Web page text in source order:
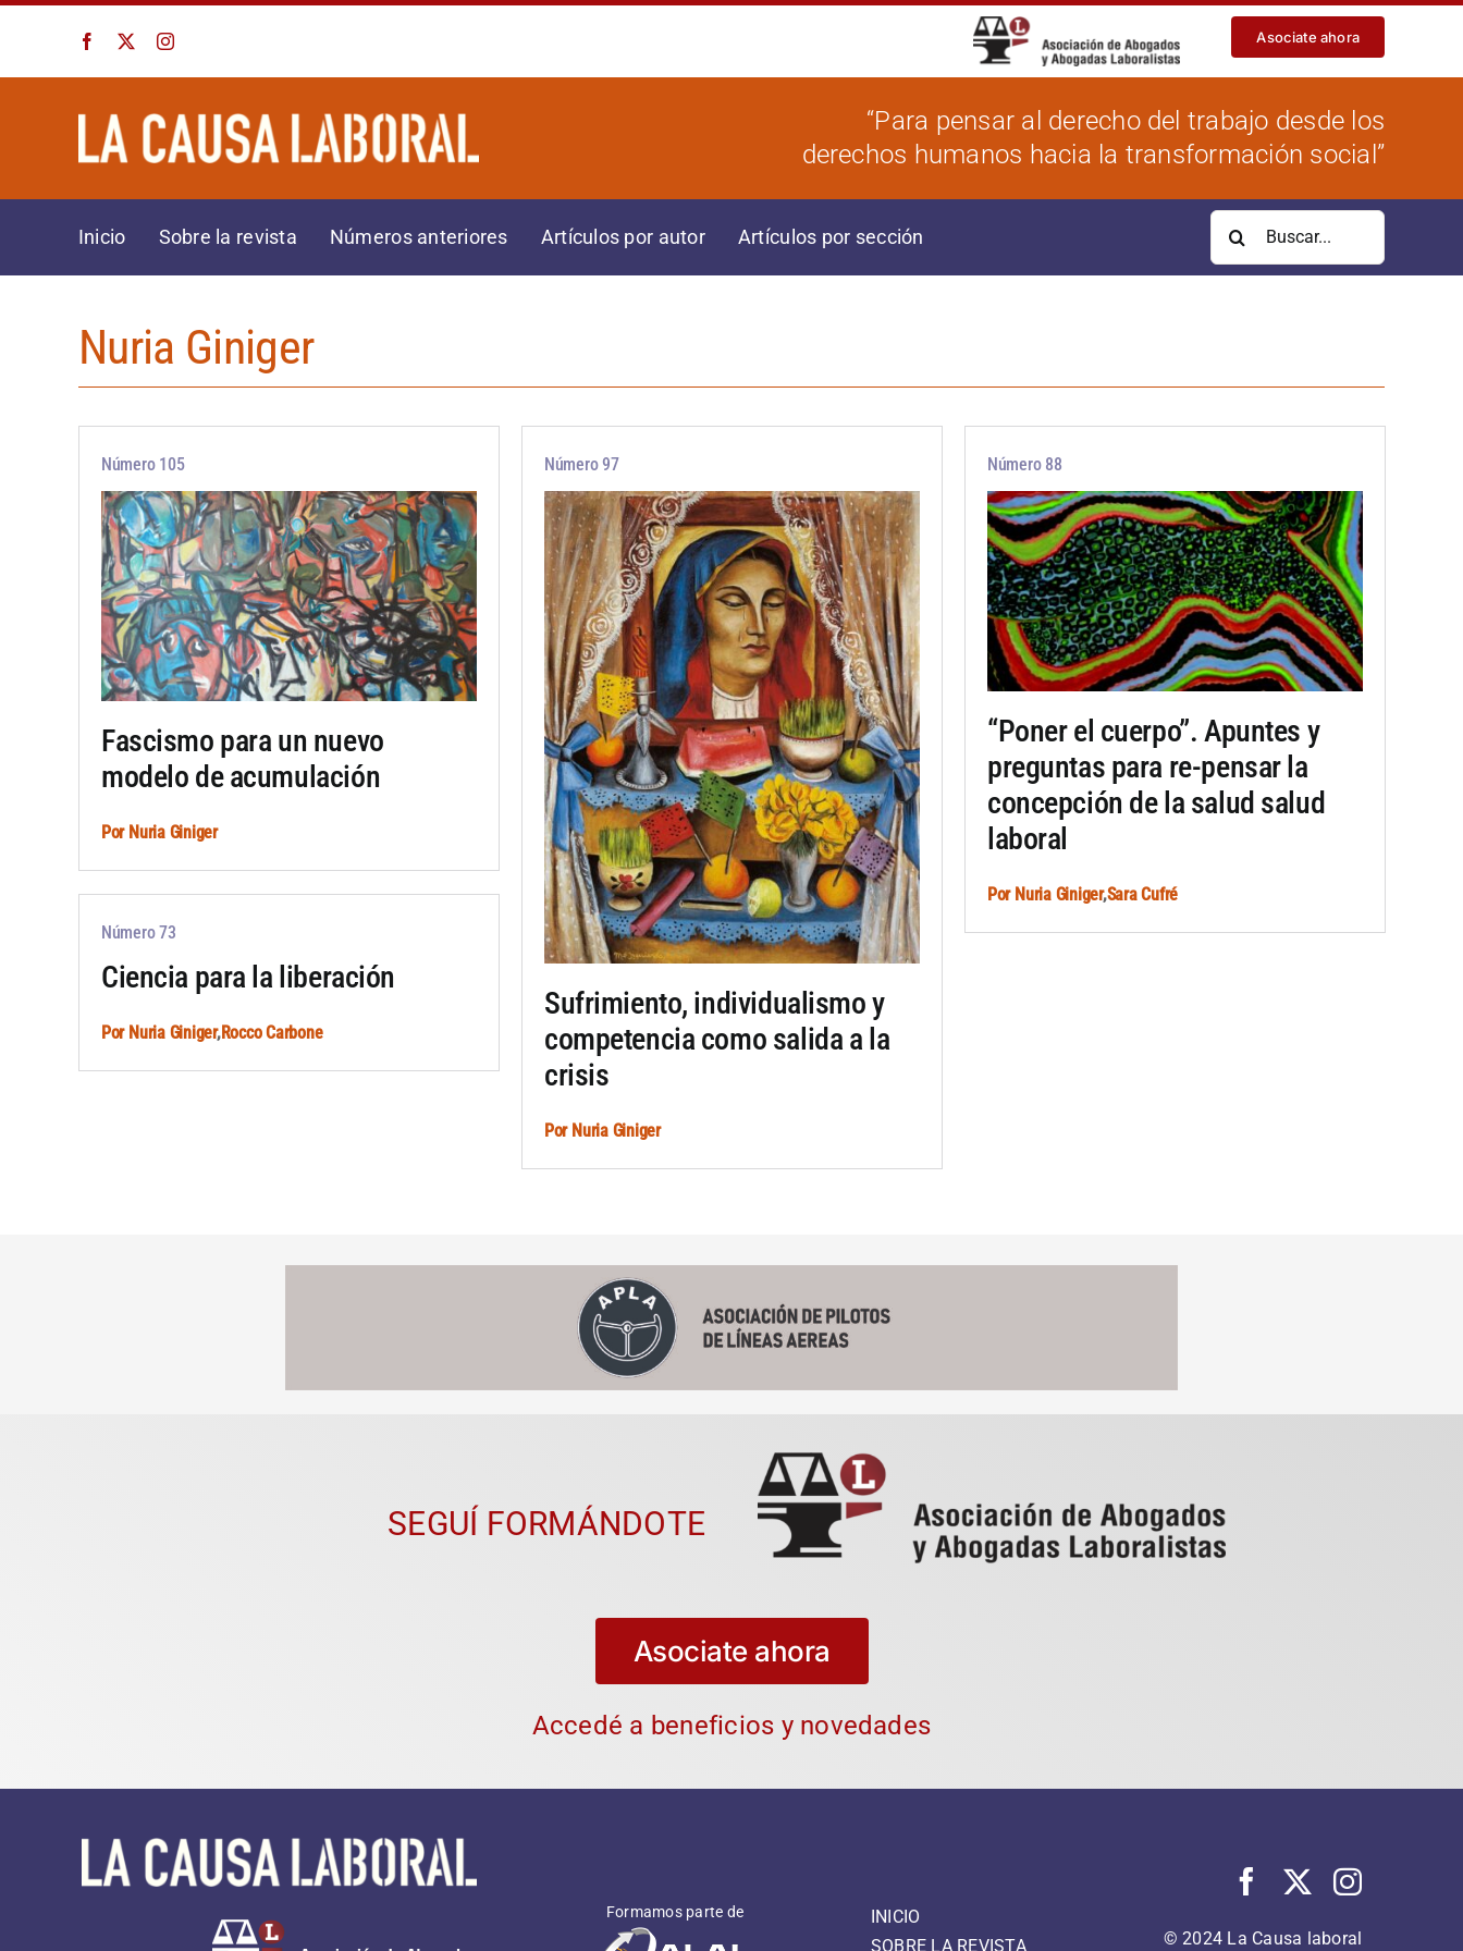
contenido
Asociate ahora
“Para pensar al derecho del trabajo desde los
derechos humanos hacia la transformación social”
Inicio Sobre la revista Números anteriores Artículos por autor Artículos por sección
Buscar:
Nuria Giniger
Número 105
Fascismo para un nuevo
modelo de acumulación
Por Nuria Giniger
Número 97
Sufrimiento, individualismo y
competencia como salida a la
crisis
Por Nuria Giniger
Número 88
“Poner el cuerpo”. Apuntes y
preguntas para re-pensar la
concepción de la salud salud
laboral
Por Nuria Giniger,Sara Cufré
Número 73
Ciencia para la liberación
Por Nuria Giniger,Rocco Carbone
SEGUÍ FORMÁNDOTE
Asociate ahora
Accedé a beneficios y novedades
Formamos parte de
INICIO
SOBRE LA REVISTA
© 2024 La Causa laboral